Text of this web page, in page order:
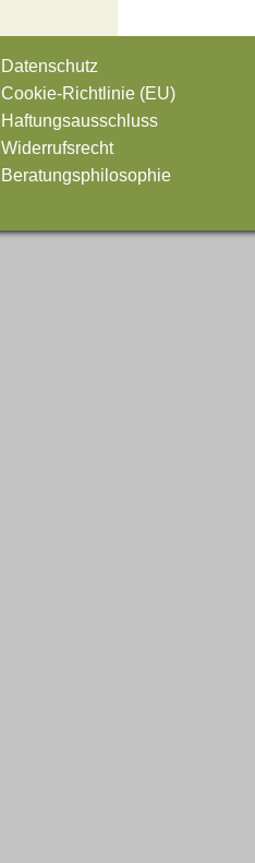
Datenschutz
Cookie-Richtlinie (EU)
Haftungsausschluss
Widerrufsrecht
Beratungsphilosophie